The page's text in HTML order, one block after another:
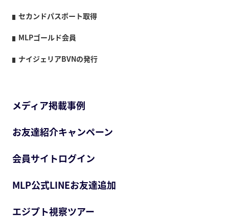
セカンドパスポート取得
MLPゴールド会員
ナイジェリアBVNの発行
メディア掲載事例
お友達紹介キャンペーン
会員サイトログイン
MLP公式LINEお友達追加
エジプト視察ツアー